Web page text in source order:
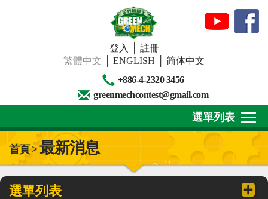
登入
註冊
繁體中文
ENGLISH
简体中文
+886-4-2320 3456
greenmechcontest@gmail.com
關於我們
選單列表
首頁 >最新消息
選單列表